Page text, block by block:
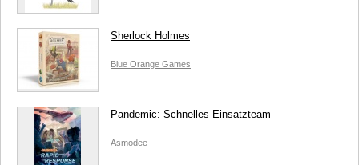
Sherlock Holmes
Blue Orange Games
Pandemic: Schnelles Einsatzteam
Asmodee